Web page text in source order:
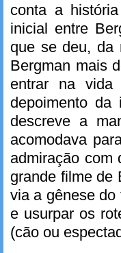
conta a
inicial entre
que se deu, da
Bergman mais
entrar na
depoimento
descreve a
acomodava
admiração com
grande filme de
via a gênese do
e usurpar os
(cão ou